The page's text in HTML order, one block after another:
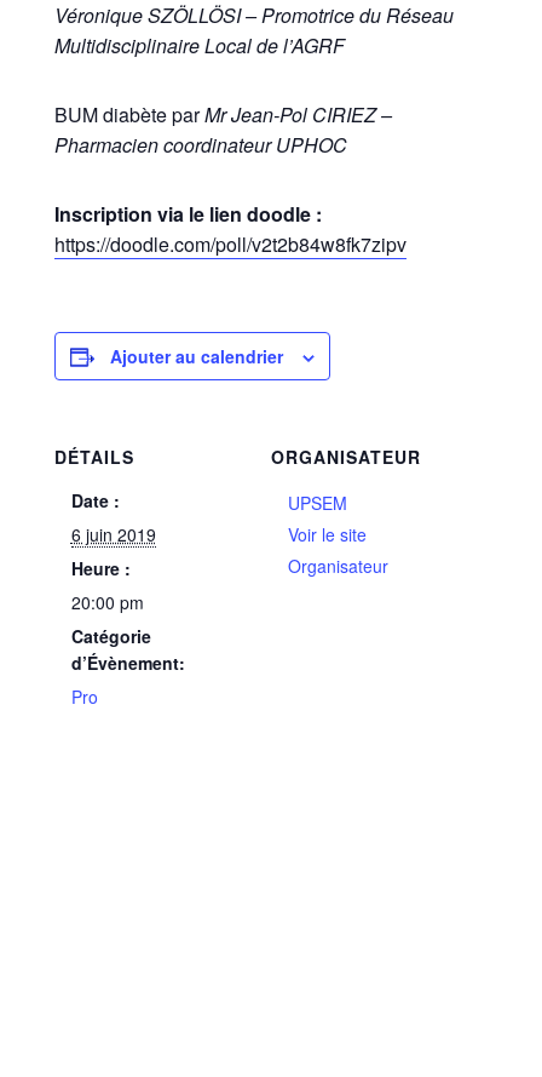
Véronique SZÖLLÖSI – Promotrice du Réseau
Multidisciplinaire Local de l’AGRF
BUM diabète parMr Jean-Pol CIRIEZ –
Pharmacien coordinateur UPHOC
Inscription via le lien doodle :
https://doodle.com/poll/v2t2b84w8fk7zipv
Ajouter au calendrier
DÉTAILS
Date :
6 juin 2019
Heure :
20:00 pm
Catégorie
d’Évènement:
Pro
ORGANISATEUR
UPSEM
Voir le site
Organisateur